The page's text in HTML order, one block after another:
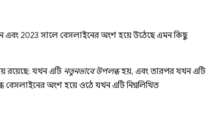
এবং 2023 সালে বেসলাইনের অংশ হয়ে উঠেছে এমন কিছু
রয়েছে: যখন এটি নতুনভাবে উপলব্ধহয়, এবং তারপর যখন এটি
বেসলাইনের অংশ হয়ে ওঠে যখন এটি নিম্নলিখিত